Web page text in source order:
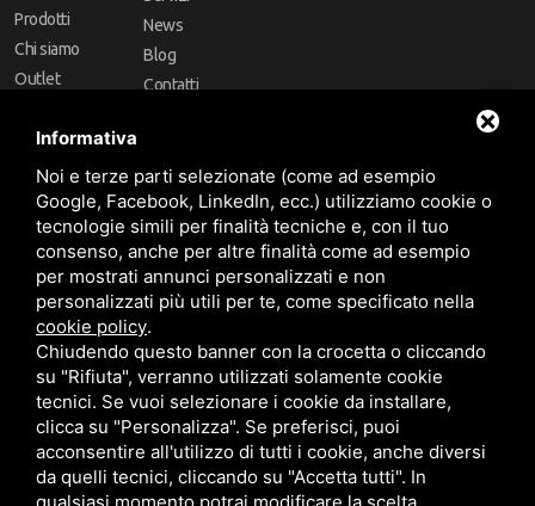
Prodotti
Chi siamo
Outlet
Marchi
News
Blog
Contatti
Follow Us
Area riservata
CBA dei Lubrificanti Spa - P. IVA 00624811204 - Codice fiscale 03472740376
R.E.A. n° 293659 - REG. IMPRESE BO Capitale Sociale €. 120.000 int. versati -
Informativa
Noi e terze parti selezionate (come ad esempio
Google, Facebook, LinkedIn, ecc.) utilizziamo cookie o
tecnologie simili per finalità tecniche e, con il tuo
consenso, anche per altre finalità come ad esempio
per mostrati annunci personalizzati e non
personalizzati più utili per te, come specificato nella
cookie policy.
Chiudendo questo banner con la crocetta o cliccando
su "Rifiuta", verranno utilizzati solamente cookie
tecnici. Se vuoi selezionare i cookie da installare,
clicca su "Personalizza". Se preferisci, puoi
acconsentire all'utilizzo di tutti i cookie, anche diversi
da quelli tecnici, cliccando su "Accetta tutti". In